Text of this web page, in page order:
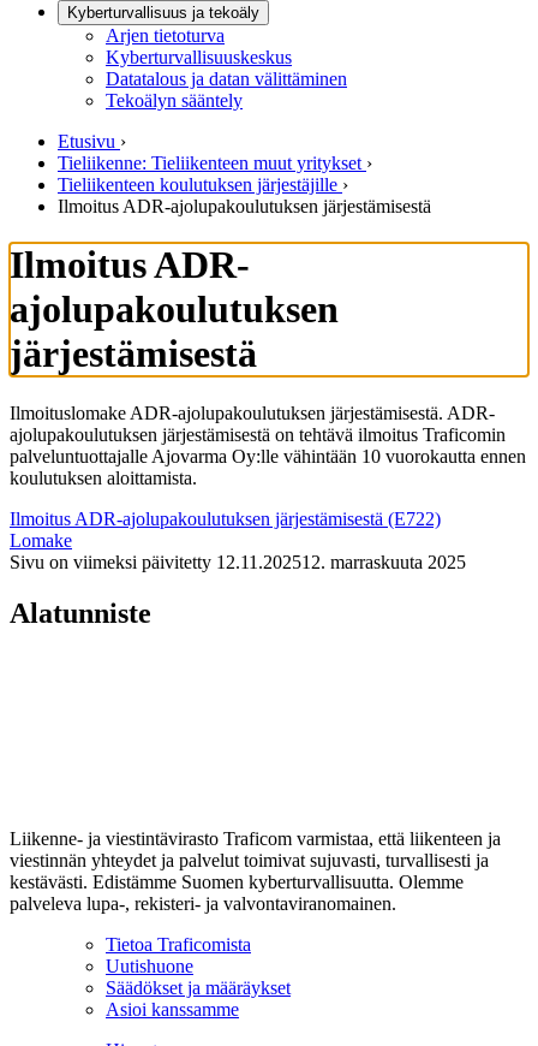
Kyberturvallisuus ja tekoäly
Arjen tietoturva
Kyberturvallisuuskeskus
Datatalous ja datan välittäminen
Tekoälyn sääntely
Etusivu ›
Tieliikenne: Tieliikenteen muut yritykset ›
Tieliikenteen koulutuksen järjestäjille ›
Ilmoitus ADR-ajolupakoulutuksen järjestämisestä
Ilmoitus ADR-
ajolupakoulutuksen
järjestämisestä
Ilmoituslomake ADR-ajolupakoulutuksen järjestämisestä. ADR-
ajolupakoulutuksen järjestämisestä on tehtävä ilmoitus Traficomin
palveluntuottajalle Ajovarma Oy:lle vähintään 10 vuorokautta ennen
koulutuksen aloittamista.
Ilmoitus ADR-ajolupakoulutuksen järjestämisestä (E722)
Lomake
Sivu on viimeksi päivitetty 12.11.202512. marraskuuta 2025
Alatunniste
Liikenne- ja viestintävirasto Traficom varmistaa, että liikenteen ja
viestinnän yhteydet ja palvelut toimivat sujuvasti, turvallisesti ja
kestävästi. Edistämme Suomen kyberturvallisuutta. Olemme
palveleva lupa-, rekisteri- ja valvontaviranomainen.
Tietoa Traficomista
Uutishuone
Säädökset ja määräykset
Asioi kanssamme